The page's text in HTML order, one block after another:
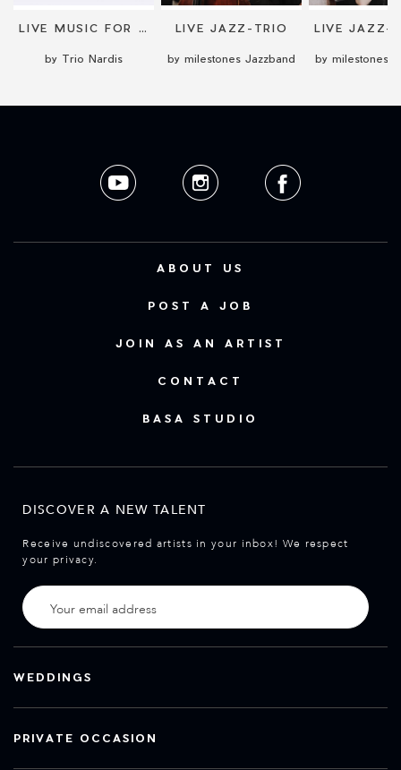
LIVE MUSIC FOR EVENTS
by Trio Nardis
LIVE JAZZ-TRIO
by milestones Jazzband by milestones
ABOUT US
POST A JOB
JOIN AS AN ARTIST
CONTACT
BASA STUDIO
DISCOVER A NEW TALENT
Receive undiscovered artists in your inbox! We respect
your privacy.
WEDDINGS
PRIVATE OCCASION